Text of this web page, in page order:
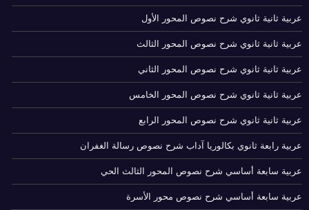
عربية ثانية ثانوي شرح نصوص المحور الأول
عربية ثانية ثانوي شرح نصوص المحور الثالث
عربية ثانية ثانوي شرح نصوص المحور الثاني
عربية ثانية ثانوي شرح نصوص المحور الخامس
عربية ثانية ثانوي شرح نصوص المحور الرابع
عربية رابعة ثانوي بكالوريا آداب شرح نصوص رسالة الغفران
عربية سابعة أساسي شرح نصوص المحور الثالث الحي
عربية سابعة أساسي شرح نصوص محور الأسرة